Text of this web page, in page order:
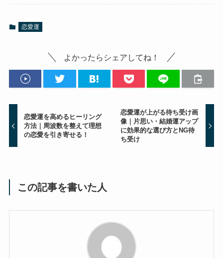
恋愛運
よかったらシェアしてね！
恋愛運を高めるヒーリング
方法｜周波数を整えて理想
の恋愛を引き寄せる！
恋愛運が上がる待ち受け画
像｜片思い・結婚運アップ
に効果的な選び方とNG待
ち受け
この記事を書いた人